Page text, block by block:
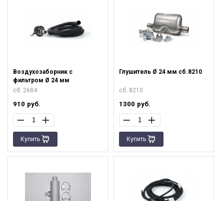
Воздухозаборник с
фильтром Ø 24 мм
сб. 2684
910 руб.
Купить
Глушитель Ø 24 мм сб.8210
сб. 8210
1300 руб.
Купить